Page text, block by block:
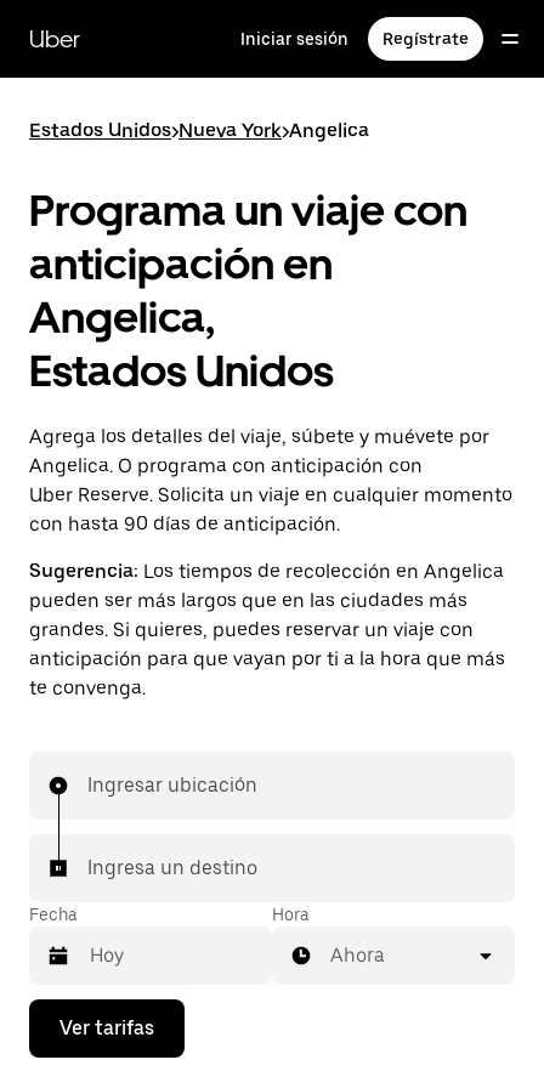
contenido
principal
Uber Iniciar sesión Regístrate
Estados Unidos>Nueva York>Angelica
Programa un viaje con
anticipación en
Angelica,
Estados Unidos
Agrega los detalles del viaje, súbete y muévete por
Angelica. O programa con anticipación con
Uber Reserve. Solicita un viaje en cualquier momento
con hasta 90 días de anticipación.
Sugerencia: Los tiempos de recolección en Angelica
pueden ser más largos que en las ciudades más
grandes. Si quieres, puedes reservar un viaje con
anticipación para que vayan por ti a la hora que más
te convenga.
Ingresar ubicación
Ingresa un destino
Fecha
Presiona
flecha
Hora
Ahora
Ver tarifas